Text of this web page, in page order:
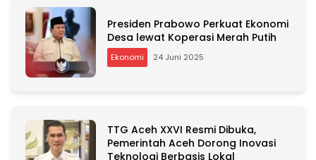
Presiden Prabowo Perkuat Ekonomi
Desa lewat Koperasi Merah Putih
Ekonomi 24 Juni 2025
TTG Aceh XXVI Resmi Dibuka,
Pemerintah Aceh Dorong Inovasi
Teknologi Berbasis Lokal